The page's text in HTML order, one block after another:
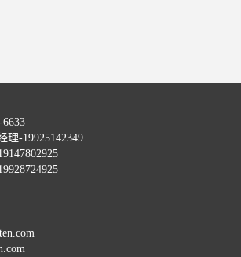
6633
理-19925142349